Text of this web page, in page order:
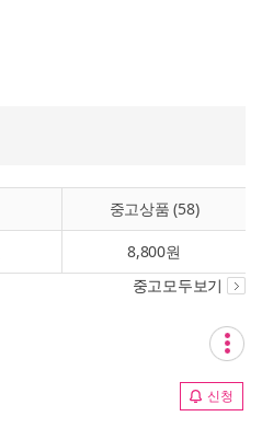
중고상품 (58)
8,800원
중고모두보기
신청